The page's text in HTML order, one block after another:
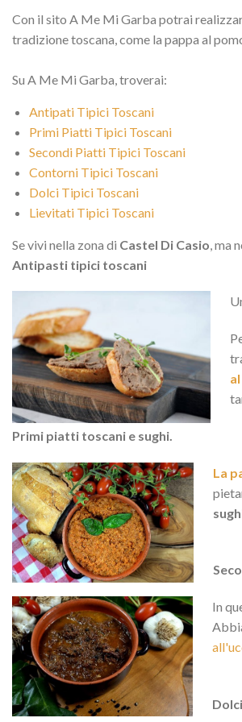
Con il sito A Me Mi Garba potrai
tradizione toscana, come la pappa al
Su A Me Mi Garba, troverai:
Antipati Tipici Toscani
Primi Piatti Tipici Toscani
Secondi Piatti Tipici Toscani
Contorni Tipici Toscani
Dolci Tipici Toscani
Lievitati Tipici Toscani
Se vivi nella zona di Castel Di Casio , ma
Antipasti tipici toscani
Primi piatti toscani e sughi.
La
In